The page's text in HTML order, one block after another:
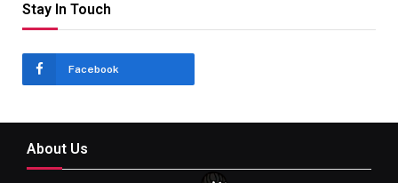
Stay In Touch
Facebook
About Us